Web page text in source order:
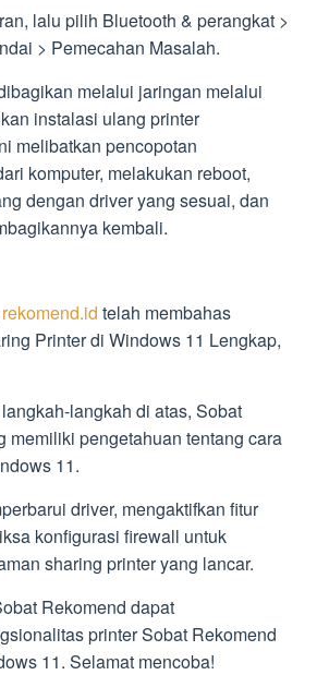
lalu pilih Bluetooth & perangkat >
> Pemecahan Masalah.
melalui jaringan melalui
instalasi ulang printer
melibatkan pencopotan
komputer, melakukan reboot,
dengan driver yang sesuai, dan
kembali.
rekomend.id telah membahas
Printer di Windows 11 Lengkap,
langkah di atas, Sobat
memiliki pengetahuan tentang cara
11.
driver, mengaktifkan fitur
konfigurasi firewall untuk
sharing printer yang lancar.
Rekomend dapat
printer Sobat Rekomend
11. Selamat mencoba!